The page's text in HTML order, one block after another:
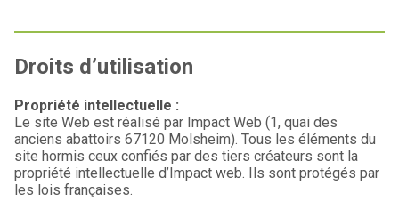
Droits d’utilisation
Propriété intellectuelle :
Le site Web est réalisé par Impact Web (1, quai des
anciens abattoirs 67120 Molsheim). Tous les éléments du
site hormis ceux confiés par des tiers créateurs sont la
propriété intellectuelle d’Impact web. Ils sont protégés par
les lois françaises.